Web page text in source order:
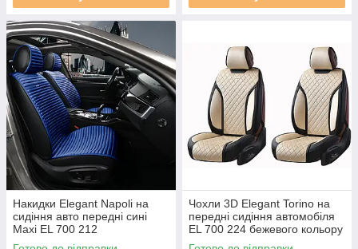
Накидки Elegant Napoli на
сидіння авто передні сині
Maxi EL 700 212
Чохли 3D Elegant Torino на
передні сидіння автомобіля
EL 700 224 бежевого кольору